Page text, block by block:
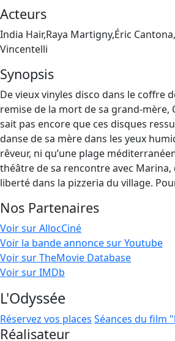
Acteurs
India Hair,Raya Martigny,Éric
Vincentelli
Synopsis
De vieux vinyles disco dans le coffre
remise de la mort de sa grand-mère,
sait pas encore que ces disques
danse de sa mère dans les yeux
rêveur, ni qu’une plage
théâtre de sa rencontre avec Marina,
liberté dans la pizzeria du village.
Nos Partenaires
Voir sur AllocCiné
Voir la bande annonce sur Youtube
Voir sur TheMovie Database
Voir sur IMDb
L'Odyssée
Réservez vos places Séances du film
Réalisateur